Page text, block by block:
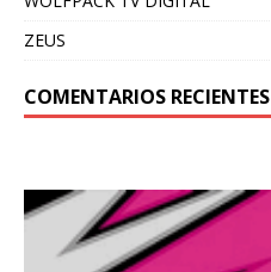
ZEUS
COMENTARIOS RECIENTES